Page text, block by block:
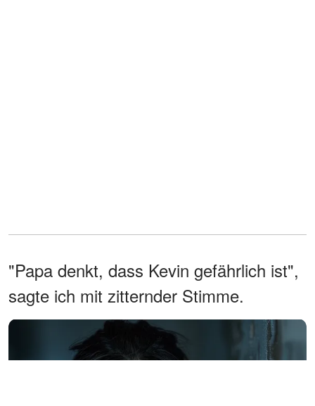
"Papa denkt, dass Kevin gefährlich ist",
sagte ich mit zitternder Stimme.